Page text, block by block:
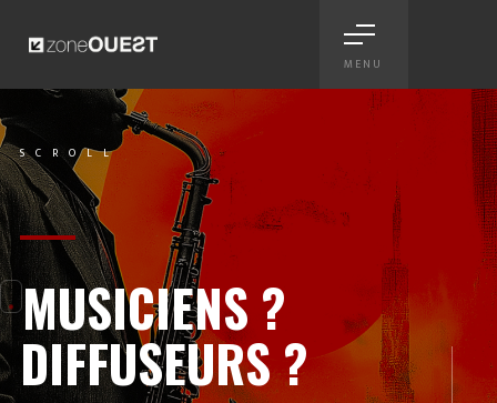
MENU
Créations graphiques pour
MUSICIENS ?
DIFFUSEURS ?
SCROLL